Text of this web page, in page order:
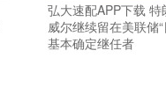
弘大速配APP下载
威尔继续留在美联储
基本确定继任者